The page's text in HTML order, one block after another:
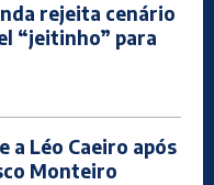
rejeita cenário
“jeitinho” para
a Léo Caeiro após
Monteiro